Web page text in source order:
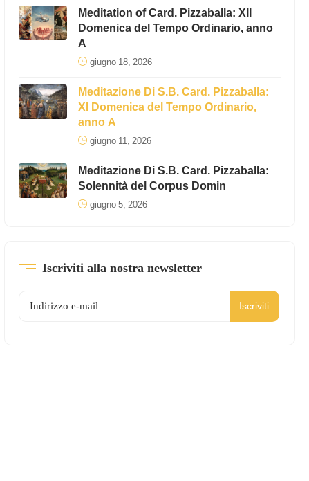
Meditation of Card. Pizzaballa: XII
Domenica del Tempo Ordinario, anno
A
giugno 18, 2026
Meditazione Di S.B. Card. Pizzaballa:
XI Domenica del Tempo Ordinario,
anno A
giugno 11, 2026
Meditazione Di S.B. Card. Pizzaballa:
Solennità del Corpus Domin
giugno 5, 2026
Iscriviti alla nostra newsletter
Iscriviti